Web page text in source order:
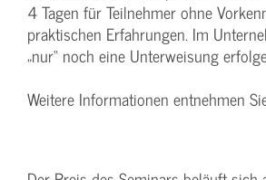
4 Tagen für Teilnehmer ohne
praktischen Erfahrungen. Im
„nur“ noch eine Unterweisung
Weitere Informationen entnehmen